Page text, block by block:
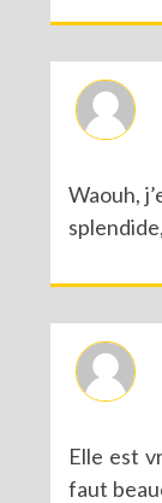
Waouh,
Elle est
faut